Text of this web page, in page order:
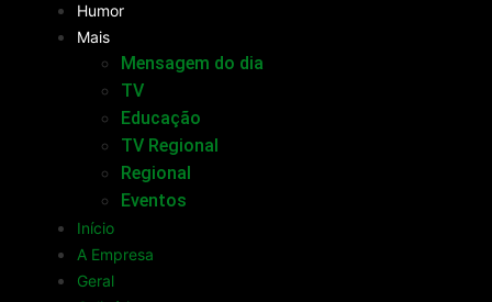
Humor
Mais
Mensagem do dia
TV
Educação
TV Regional
Regional
Eventos
Início
A Empresa
Geral